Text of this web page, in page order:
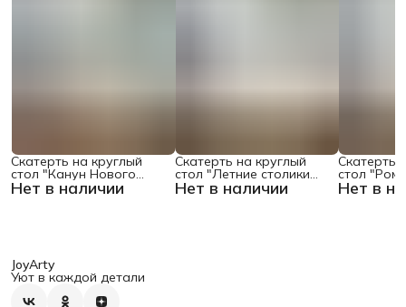
Нет в наличии
Скатерть на круглый
стол "Канун Нового
Года", 150х150 , серия Нет в наличии
Скатерть на круглый
стол "Летние столики
кафе", 150х150 Нет в
Скатерть
стол
поляне",
JoyArty
Уют в каждой детали